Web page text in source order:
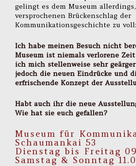
gelingt es dem Museum
versprochenen Brückenschlag der
Kommunikationsgeschichte zu
Ich habe meinen Besuch nicht
Museum ist niemals verlorene
ich mich stellenweise sehr
jedoch die neuen Eindrücke und
erfrischende Konzept der
Habt auch ihr die neue
Wie hat sie euch gefallen?
Museum für
Schaumankai 53
Dienstag bis Freitag
Samstag & Sonntag